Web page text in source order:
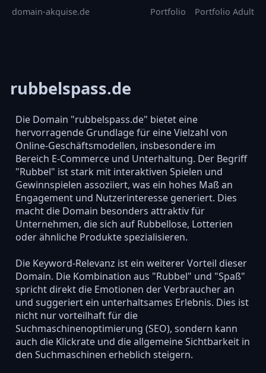
domain-akquise.de Portfolio Portfolio Adult
rubbelspass.de
Die Domain "rubbelspass.de" bietet eine
hervorragende Grundlage für eine Vielzahl von
Online-Geschäftsmodellen, insbesondere im
Bereich E-Commerce und Unterhaltung. Der Begriff
"Rubbel" ist stark mit interaktiven Spielen und
Gewinnspielen assoziiert, was ein hohes Maß an
Engagement und Nutzerinteresse generiert. Dies
macht die Domain besonders attraktiv für
Unternehmen, die sich auf Rubbellose, Lotterien
oder ähnliche Produkte spezialisieren.
Die Keyword-Relevanz ist ein weiterer Vorteil dieser
Domain. Die Kombination aus "Rubbel" und "Spaß"
spricht direkt die Emotionen der Verbraucher an
und suggeriert ein unterhaltsames Erlebnis. Dies ist
nicht nur vorteilhaft für die
Suchmaschinenoptimierung (SEO), sondern kann
auch die Klickrate und die allgemeine Sichtbarkeit in
den Suchmaschinen erheblich steigern.